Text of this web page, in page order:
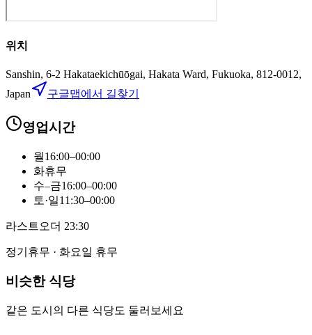
위치
Sanshin, 6-2 Hakataekichūōgai, Hakata Ward, Fukuoka, 812-0012,
Japan
구글맵에서 길찾기
영업시간
월16:00–00:00
화휴무
수–금16:00–00:00
토·일11:30–00:00
라스트오더 23:30
정기휴무 · 화요일 휴무
비슷한 식당
같은 도시의 다른 식당도 둘러보세요